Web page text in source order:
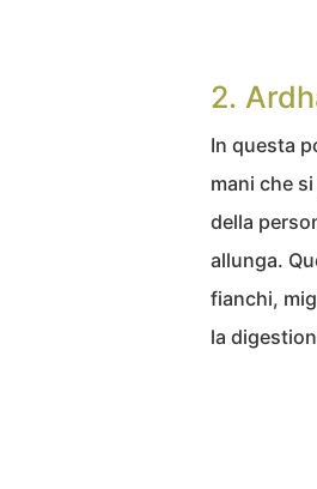
2.
In questa
mani che
della
allunga.
fianchi,
la